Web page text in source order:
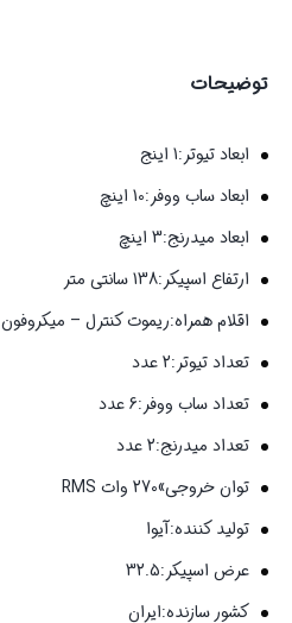
توضیحات
ابعاد تیوتر:1 اینج
ابعاد ساب ووفر:10 اینچ
ابعاد میدرنج:3 اینچ
ارتفاع اسپیکر:138 سانتی متر
اقلام همراه:ریموت کنترل – میکروفون
تعداد تیوتر:2 عدد
تعداد ساب ووفر:6 عدد
تعداد میدرنج:2 عدد
توان خروجی»270 وات RMS
تولید کننده:آیوا
عرض اسپیکر:32.5
کشور سازنده:ایران